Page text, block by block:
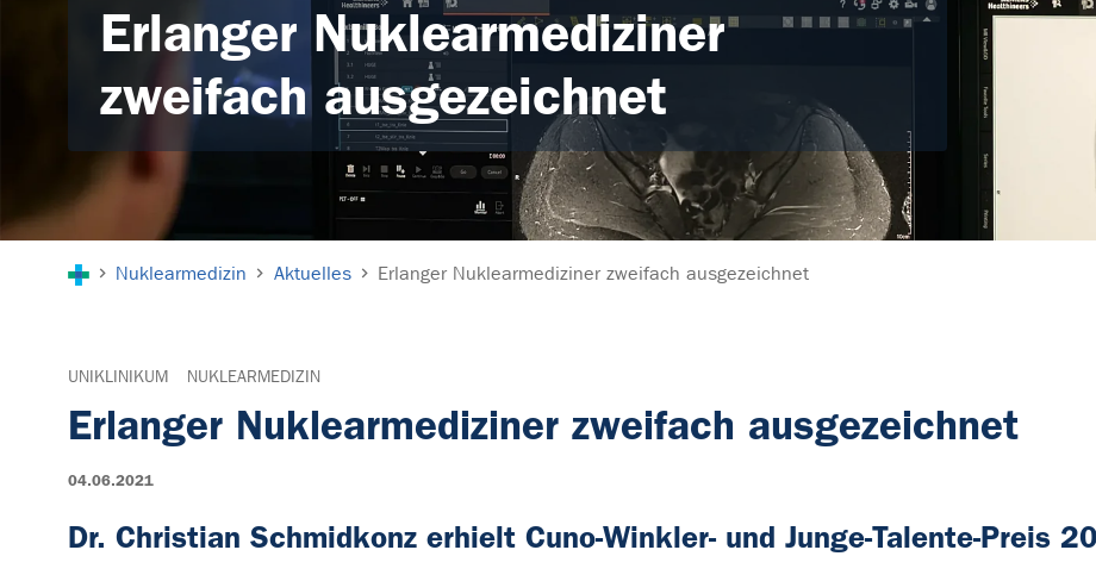
Erlanger Nuklearmediziner
zweifach ausgezeichnet
Nuklearmedizin Aktuelles Erlanger Nuklearmediziner zweifach ausgezeichnet
UNIKLINIKUM NUKLEARMEDIZIN
Erlanger Nuklearmediziner zweifach ausgezeichnet
04.06.2021
Dr. Christian Schmidkonz erhielt Cuno-Winkler- und Junge-Talente-Preis